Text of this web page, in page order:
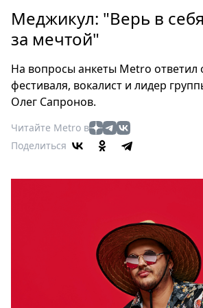
Россия
Мир
Еда
Туризм
Театр
Кино
Пресс-
релизы
Меджикул: "Верь в
за мечтой"
На вопросы анкеты Metro ответил
фестиваля, вокалист и лидер
Олег Сапронов.
Читайте Metro в
Поделиться